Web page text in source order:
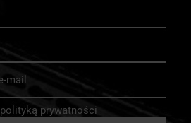
polityką prywatności